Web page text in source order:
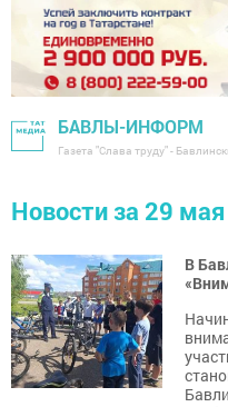
БАВЛЫ-ИНФОРМ
Газета "Слава труду" -
Новости за 29
В